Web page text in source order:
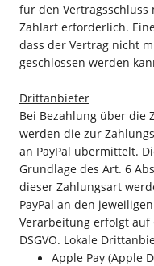
für den
Zahlart erforderlich.
dass der Vertrag nicht
geschlossen werden
Drittanbieter
Bei Bezahlung über die
werden die zur
an PayPal übermittelt.
Grundlage des Art. 6
dieser Zahlungsart
PayPal an den
Verarbeitung erfolgt auf
DSGVO. Lokale
Apple Pay (Apple